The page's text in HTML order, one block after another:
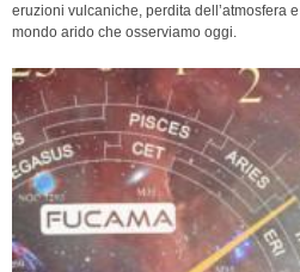
eruzioni vulcaniche, perdita dell’atmosfera
mondo arido che osserviamo oggi.